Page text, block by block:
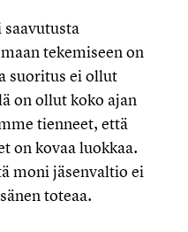
tekemiseen on
suoritus ei ollut
on ollut koko ajan
tienneet, että
on kovaa luokkaa.
moni jäsenvaltio ei
toteaa.